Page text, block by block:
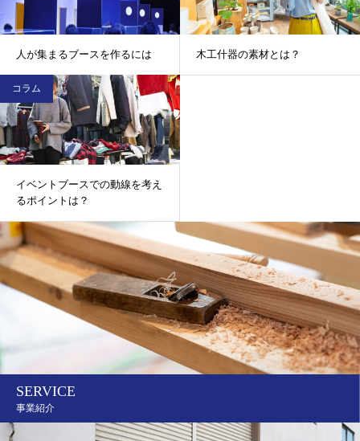
人が集まるブースを作るには 木工什器の素材とは？
コラム
イベントブースでの動線を考え
るポイントは？
SERVICE
事業紹介